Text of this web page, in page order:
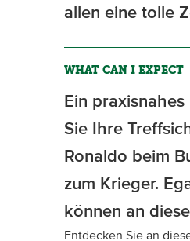
allen eine tolle
WHAT CAN I EXPECT
Ein
Sie Ihre
Ronaldo beim
zum Krieger.
können an
Entdecken Sie an